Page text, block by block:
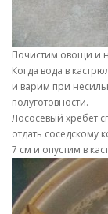
Почистим овощи и
Когда вода в
и варим при
полуготовности.
Лососёвый хребет
отдать
7 см и опустим в